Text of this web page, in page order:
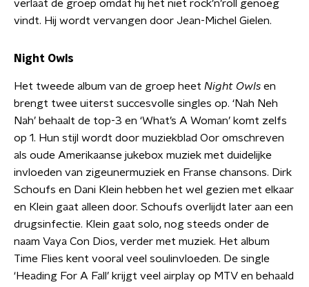
verlaat de groep omdat hij het niet rock’n’roll genoeg
vindt. Hij wordt vervangen door Jean-Michel Gielen.
Night Owls
Het tweede album van de groep heet Night Owls en
brengt twee uiterst succesvolle singles op. ‘Nah Neh
Nah’ behaalt de top-3 en ‘What’s A Woman’ komt zelfs
op 1. Hun stijl wordt door muziekblad Oor omschreven
als oude Amerikaanse jukebox muziek met duidelijke
invloeden van zigeunermuziek en Franse chansons. Dirk
Schoufs en Dani Klein hebben het wel gezien met elkaar
en Klein gaat alleen door. Schoufs overlijdt later aan een
drugsinfectie. Klein gaat solo, nog steeds onder de
naam Vaya Con Dios, verder met muziek. Het album
Time Flies kent vooral veel soulinvloeden. De single
‘Heading For A Fall’ krijgt veel airplay op MTV en behaald